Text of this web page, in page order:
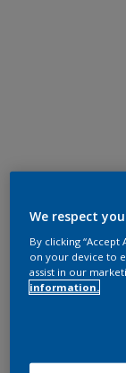
We respect
By clicking
on your device to
assist in our
information.